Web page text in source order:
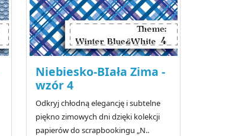
Niebiesko-BIała Zima -
wzór 4
Odkryj chłodną elegancję i subtelne
piękno zimowych dni dzięki kolekcji
papierów do scrapbookingu „N..